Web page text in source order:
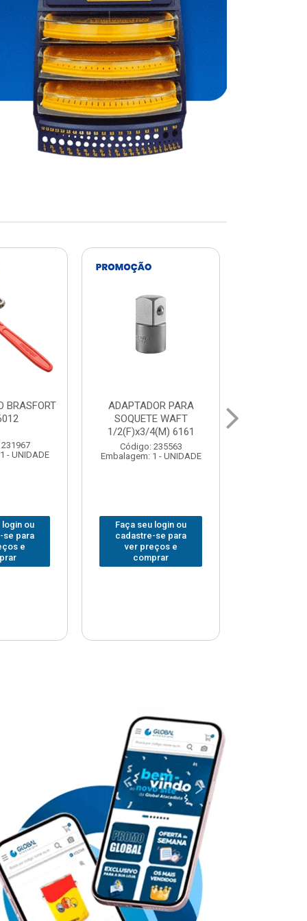
PARA
WAFT
- UNIDADE
login ou
se para
e
ABAJOUR LED
BRASFORT COB MESA
7844
Código: 310379
Embalagem: 1 - UNIDADE
Faça seu login ou
cadastre-se para
ver preços e
comprar